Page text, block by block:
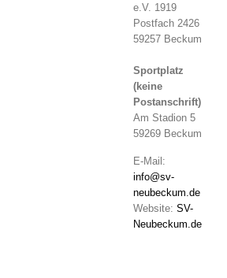
e.V. 1919
Postfach 2426
59257 Beckum
Sportplatz
(keine
Postanschrift)
Am Stadion 5
59269 Beckum
E-Mail:
info@sv-
neubeckum.de
Website: SV-
Neubeckum.de